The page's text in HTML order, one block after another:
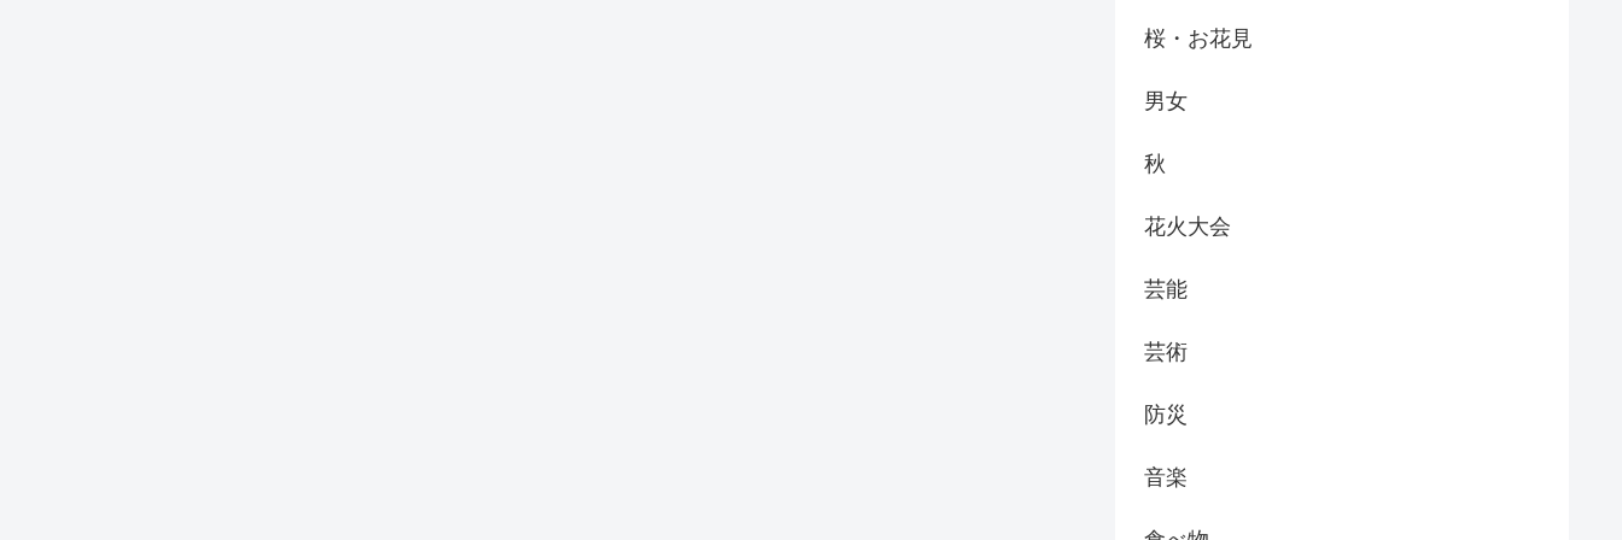
桜・お花見
男女
秋
花火大会
芸能
芸術
防災
音楽